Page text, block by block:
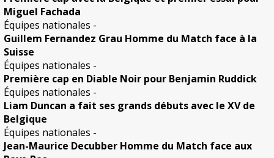
Miguel Fachada
Équipes nationales -
Guillem Fernandez Grau Homme du Match face à la
Suisse
Équipes nationales -
Première cap en Diable Noir pour Benjamin Ruddick
Équipes nationales -
Liam Duncan a fait ses grands débuts avec le XV de
Belgique
Équipes nationales -
Jean-Maurice Decubber Homme du Match face aux